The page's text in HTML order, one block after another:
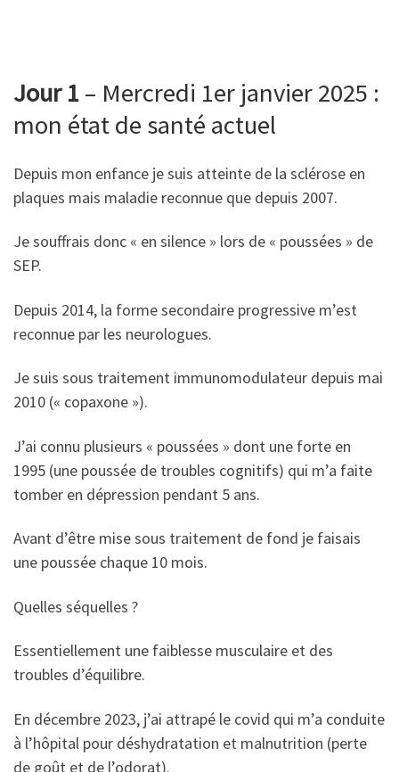
Jour 1– Mercredi 1er janvier 2025 :
mon état de santé actuel
Depuis mon enfance je suis atteinte de la sclérose en
plaques mais maladie reconnue que depuis 2007.
Je souffrais donc « en silence » lors de « poussées » de
SEP.
Depuis 2014, la forme secondaire progressive m’est
reconnue par les neurologues.
Je suis sous traitement immunomodulateur depuis mai
2010 (« copaxone »).
J’ai connu plusieurs « poussées » dont une forte en
1995 (une poussée de troubles cognitifs) qui m’a faite
tomber en dépression pendant 5 ans.
Avant d’être mise sous traitement de fond je faisais
une poussée chaque 10 mois.
Quelles séquelles ?
Essentiellement une faiblesse musculaire et des
troubles d’équilibre.
En décembre 2023, j’ai attrapé le covid qui m’a conduite
à l’hôpital pour déshydratation et malnutrition (perte
de goût et de l’odorat).